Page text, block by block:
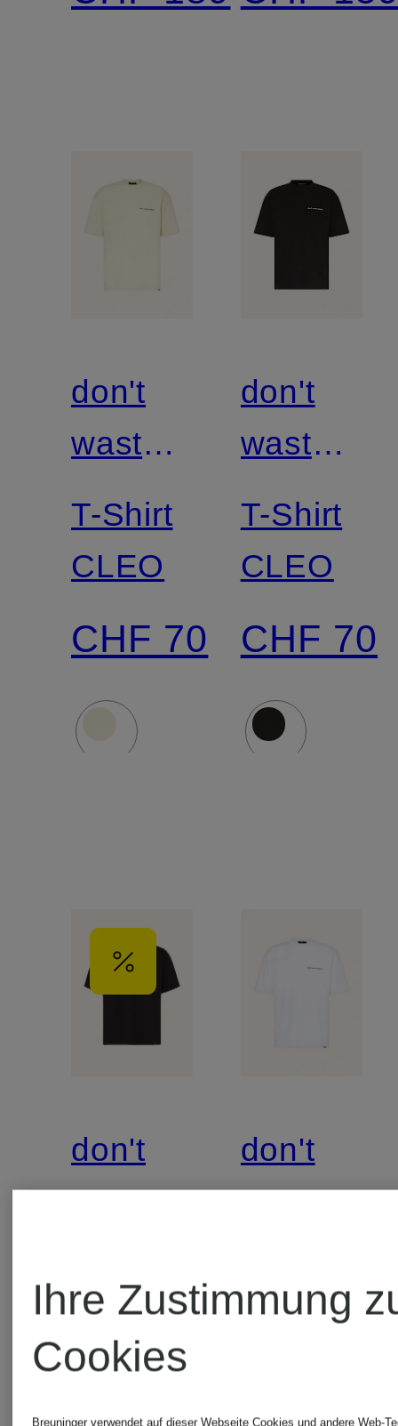
don't
waste
culture
T-Shirt
CLEO
CHF 70
don't
waste
culture
T-Shirt
CLEO
CHF 70
don't
waste
AZEMARI
CHF 50
don't
waste
CLEO
Ihre Zustimmung
Cookies
Breuninger verwendet auf dieser Webseite Cookies und andere Web-